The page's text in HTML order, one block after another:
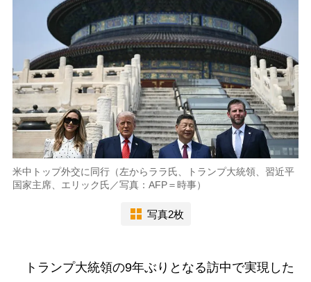
米中トップ外交に同行（左からララ氏、トランプ大統領、習近平
国家主席、エリック氏／写真：AFP＝時事）
写真2枚
トランプ大統領の9年ぶりとなる訪中で実現した